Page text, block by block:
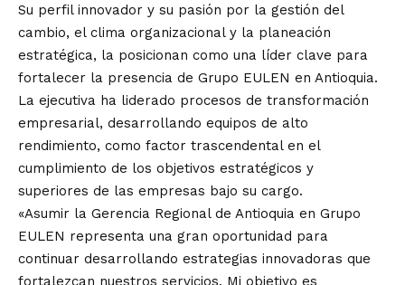
Su perfil innovador y su pasión por la gestión del
cambio, el clima organizacional y la planeación
estratégica, la posicionan como una líder clave para
fortalecer la presencia de Grupo EULEN en Antioquia.
La ejecutiva ha liderado procesos de transformación
empresarial, desarrollando equipos de alto
rendimiento, como factor trascendental en el
cumplimiento de los objetivos estratégicos y
superiores de las empresas bajo su cargo.
«Asumir la Gerencia Regional de Antioquia en Grupo
EULEN representa una gran oportunidad para
continuar desarrollando estrategias innovadoras que
fortalezcan nuestros servicios. Mi objetivo es